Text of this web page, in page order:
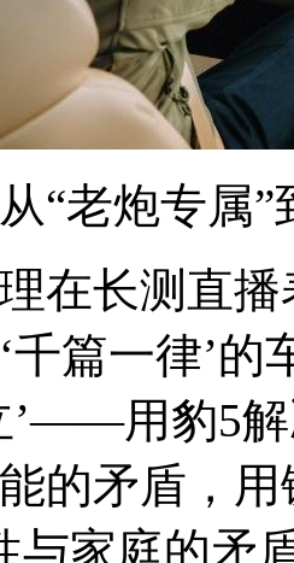
“老炮专属”
在长测直
千篇一律’
’——用豹5
的矛盾，
与家庭的矛